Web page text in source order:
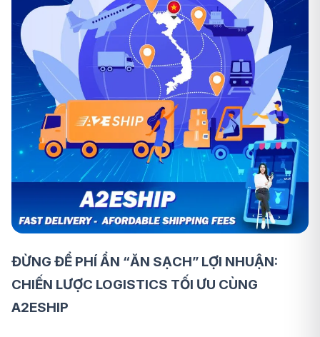
ĐỪNG ĐỂ PHÍ ẨN “ĂN SẠCH” LỢI NHUẬN:
CHIẾN LƯỢC LOGISTICS TỐI ƯU CÙNG
A2ESHIP